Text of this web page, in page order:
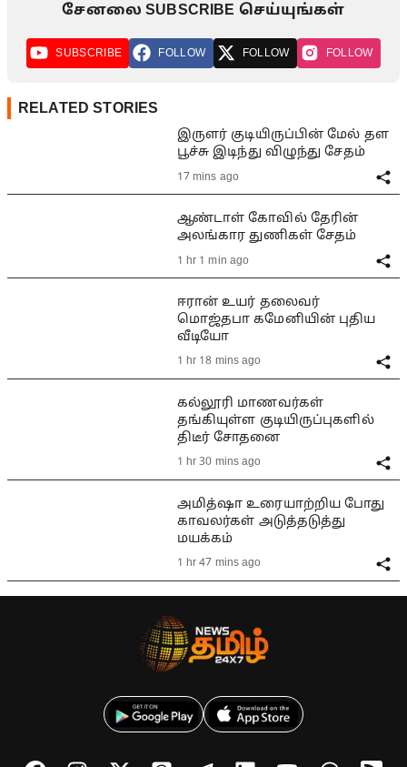
சேனலை SUBSCRIBE செய்யுங்கள்
SUBSCRIBE FOLLOW FOLLOW FOLLOW
RELATED STORIES
இருளர் குடியிருப்பின் மேல் தள
பூச்சு இடிந்து விழுந்து சேதம்
17 mins ago
ஆண்டாள் கோவில் தேரின்
அலங்கார துணிகள் சேதம்
1 hr 1 min ago
ஈரான் உயர் தலைவர்
மொஜ்தபா கமேனியின் புதிய
வீடியோ
1 hr 18 mins ago
கல்லூரி மாணவர்கள்
தங்கியுள்ள குடியிருப்புகளில்
திடீர் சோதனை
1 hr 30 mins ago
அமித்ஷா உரையாற்றிய போது
காவலர்கள் அடுத்தடுத்து
மயக்கம்
1 hr 47 mins ago